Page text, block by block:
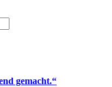
gemacht.“